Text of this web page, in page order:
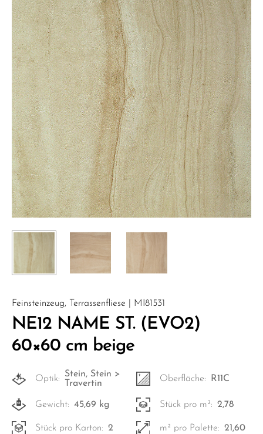
Feinsteinzeug, Terrassenfliese | MI81531
NE12 NAME ST. (EVO2)
60×60 cm beige
Optik:
Stein, Stein >
Travertin
Oberfläche: R11C
Gewicht: 45,69 kg Stück pro m²: 2,78
Stück pro Karton: 2 m² pro Palette: 21,60